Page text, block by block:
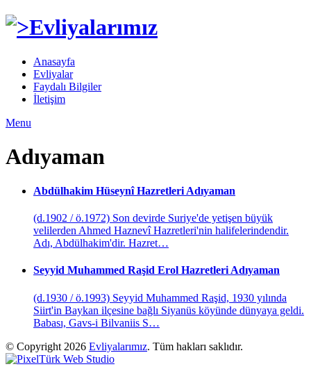
Anasayfa
Evliyalar
Faydalı Bilgiler
İletişim
Menu
Adıyaman
Abdülhakim Hüseynî Hazretleri Adıyaman
(d.1902 / ö.1972) Son devirde Suriye'de yetişen büyük
velilerden Ahmed Haznevî Hazretleri'nin halifelerindendir.
Adı, Abdülhakim'dir. Hazret…
Seyyid Muhammed Raşid Erol Hazretleri Adıyaman
(d.1930 / ö.1993) Seyyid Muhammed Raşid, 1930 yılında
Siirt'in Baykan ilçesine bağlı Siyanüs köyünde dünyaya geldi.
Babası, Gavs-i Bilvaniis S…
© Copyright 2026 Evliyalarımız. Tüm hakları saklıdır.